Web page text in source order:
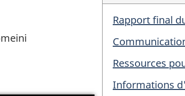
Rapport final
Ressources
Informations